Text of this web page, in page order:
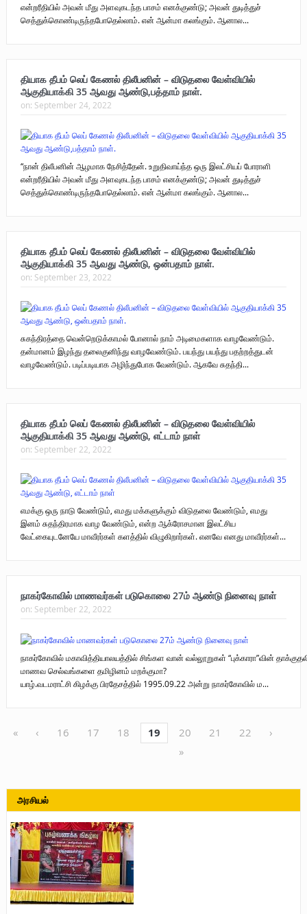
என்றரீதியில் அவன் மீது அளவுகடந்த பாசம் எனக்குண்டு; அவன் துடித்துச்
செத்துக்கொண்டிருந்தபோதெல்லாம். என் ஆன்மா கலங்கும். ஆனால...
தியாக தீபம் லெப் கேணல் திலீபனின் – விடுதலை வேள்வியில்
ஆகுதியாக்கி 35 ஆவது ஆண்டு,பத்தாம் நாள்.
on: September 24, 2022
“நான் திலீபனின் ஆழமாக நேசித்தேன். உறுதிவாய்ந்த ஒரு இலட்சியப் போராளி
என்றரீதியில் அவன் மீது அளவுகடந்த பாசம் எனக்குண்டு; அவன் துடித்துச்
செத்துக்கொண்டிருந்தபோதெல்லாம். என் ஆன்மா கலங்கும். ஆனால...
தியாக தீபம் லெப் கேணல் திலீபனின் – விடுதலை வேள்வியில்
ஆகுதியாக்கி 35 ஆவது ஆண்டு, ஒன்பதாம் நாள்.
on: September 23, 2022
சுகந்திரத்தை வென்றெடுக்காமல் போனால் நாம் அடிமைகளாக வாழவேண்டும்.
தன்மானம் இழந்து தலைகுனிந்து வாழவேண்டும். பயந்து பயந்து பதற்றத்துடன்
வாழவேண்டும். படிப்படியாக அழிந்துபோக வேண்டும். ஆகவே சுதந்தி...
தியாக தீபம் லெப் கேணல் திலீபனின் – விடுதலை வேள்வியில்
ஆகுதியாக்கி 35 ஆவது ஆண்டு, எட்டாம் நாள்
on: September 22, 2022
எமக்கு ஒரு நாடு வேண்டும், எமது மக்களுக்கும் விடுதலை வேண்டும், எமது
இனம் சுதந்திரமாக வாழ வேண்டும், என்ற ஆக்ரோசமான இலட்சிய
வேட்கையுடனேயே மாவீரர்கள் களத்தில் விழுகிறார்கள். எனவே எனது மாவீரர்கள்...
நாகர்கோவில் மாணவர்கள் படுகொலை 27ம் ஆண்டு நினைவு நாள்
on: September 22, 2022
நாகர்கோவில் மகாவித்தியாலயத்தில் சிங்கள வான் வல்லூறுகள் “புக்காரா”வின்
மாணவ செல்வங்களை தமிழினம் மறக்குமா?
யாழ்.வடமராட்சி கிழக்கு பிரதேசத்தில் 1995.09.22 அன்று நாகர்கோவில் ம...
« ‹ 16 17 18 19 20 21 22
›
»
அரசியல்